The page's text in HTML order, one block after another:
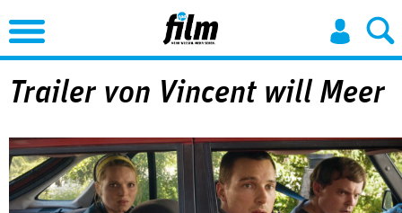
Jump to Navigation
Trailer von Vincent will Meer